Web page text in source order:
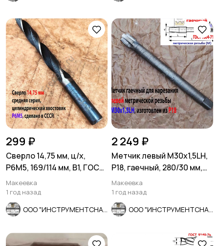
299 ₽
Сверло 14,75 мм, ц/х,
Р6М5, 169/114 мм, В1, ГОСТ
10902-77, сделано в СССР
Макеевка
1 год назад
2 249 ₽
Метчик левый М30х1,5LH,
Р18, гаечный, 280/30 мм,
мелкий шаг, СССР.
Макеевка
1 год назад